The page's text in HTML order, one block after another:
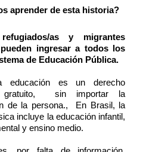
aprender de esta historia?
as y migrantes
ingresar a todos los
de Educación Pública.
educación es un derecho
sin importar la
de la persona.,  En Brasil, la
incluye la educación infantil,
y ensino medio.